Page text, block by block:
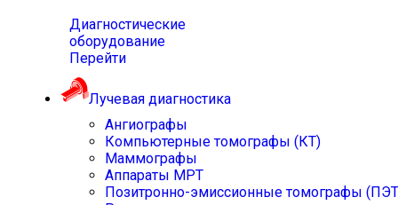
Диагностические
оборудование
Перейти
Лучевая диагностика
Ангиографы
Компьютерные томографы (КТ)
Маммографы
Аппараты МРТ
Позитронно-эмиссионные томографы